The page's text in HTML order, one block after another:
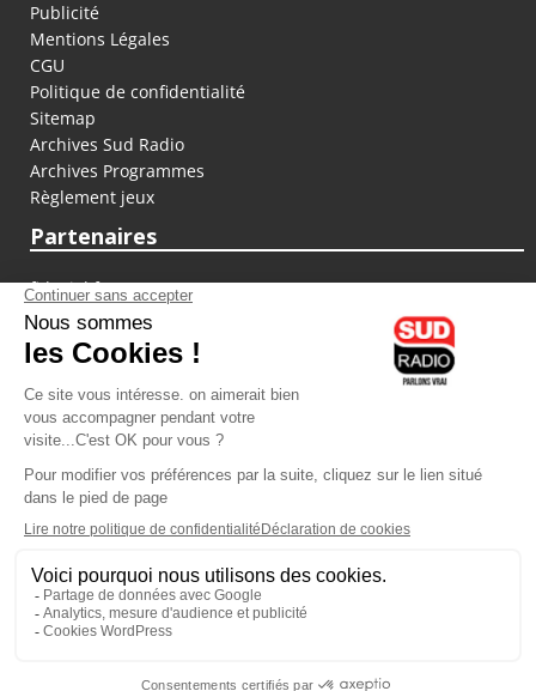
Publicité
Mentions Légales
CGU
Politique de confidentialité
Sitemap
Archives Sud Radio
Archives Programmes
Règlement jeux
Partenaires
fiducial.fr
lyoncapitale.fr
olympique-et-lyonnais.com
L'application Iphone / Android
Téléchargez l'application
Les cookies
Gestion des cookies
Crédit photos : ©Sud Radio / Pierre Olivier